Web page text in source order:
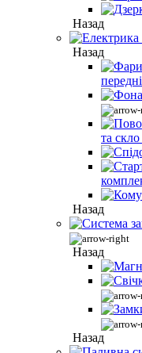
Назад
Назад
та скло
Назад
Назад
Назад